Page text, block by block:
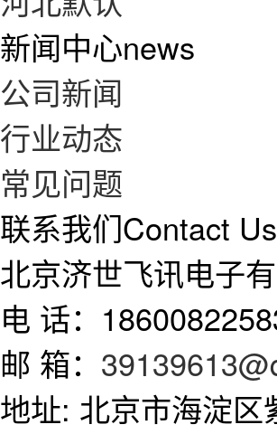
新闻中心news
公司新闻
行业动态
常见问题
联系我们Contact Us
北京济世飞讯电子
电 话：
邮 箱：
地址: 北京市海淀